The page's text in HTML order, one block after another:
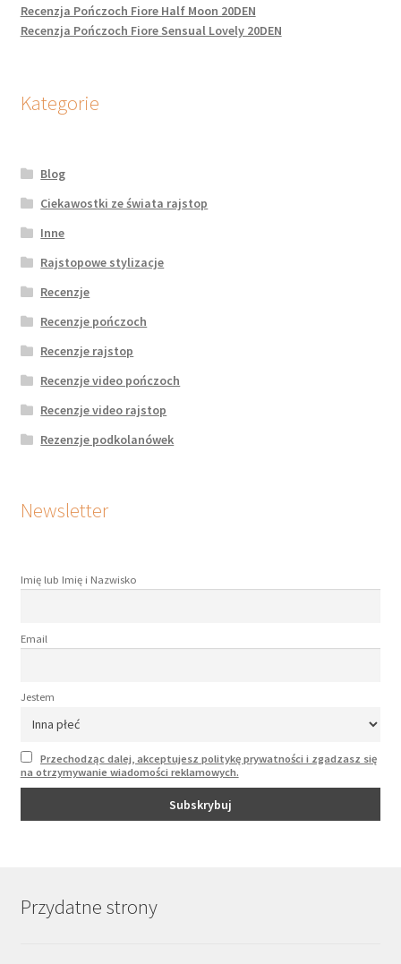
Recenzja Pończoch Fiore Half Moon 20DEN
Recenzja Pończoch Fiore Sensual Lovely 20DEN
Kategorie
Blog
Ciekawostki ze świata rajstop
Inne
Rajstopowe stylizacje
Recenzje
Recenzje pończoch
Recenzje rajstop
Recenzje video pończoch
Recenzje video rajstop
Rezenzje podkolanówek
Newsletter
Imię lub Imię i Nazwisko
Email
Jestem
Przechodząc dalej, akceptujesz politykę prywatności i zgadzasz się
na otrzymywanie wiadomości reklamowych.
Przydatne strony